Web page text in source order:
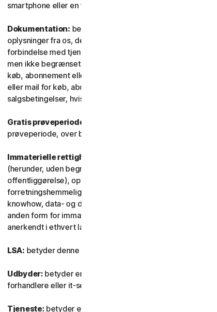
smartphone eller en tablet.
Dokumentation: betyder alle dokumenter og
oplysninger fra os, der ledsager eller stilles til rådighed i
forbindelse med tjenesten og/eller softwaren (herunder,
men ikke begrænset til, emballage eller oplysninger om
køb, abonnement eller fornyelse, såsom en kvittering
eller mail for køb, abonnement eller fornyelse, og
salgsbetingelser, hvis du handler direkte med os).
Gratis prøveperiode:
prøveperiode, over begrænset eller ubegrænset tid.
Immaterielle rettigheder:
(herunder, uden begrænsning, patentansøgninger og
offentliggørelse), opfindelser, ophavsrettigheder,
forretningshemmeligheder, ideelle rettigheder,
knowhow, data- og databaserettigheder samt enhver
anden form for immaterielle ejendomsrettigheder, der er
anerkendt i ethvert land eller enhver jurisdiktion i verden.
LSA: betyder denne Licens- og serviceaftale.
Udbyder: betyder enhver af vores autoriserede
forhandlere eller it-serviceudbydere.
Tjeneste: betyder ethvert af vores tjeneste- eller